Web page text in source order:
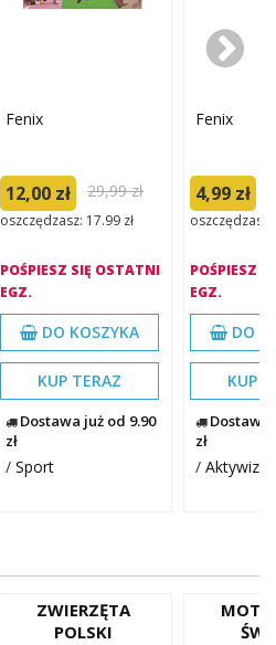
Fenix
12,00 zł 29,99 zł
oszczędzasz: 17.99 zł
POŚPIESZ SIĘ OSTATNI
EGZ.
DO KOSZYKA
KUP TERAZ
Dostawa już od 9.90
zł
/ Sport
Fenix
4,99 zł
oszczędzasz:
POŚPIESZ
EGZ.
DO
KUP
Dostawa
zł
/
ZWIERZĘTA
POLSKI